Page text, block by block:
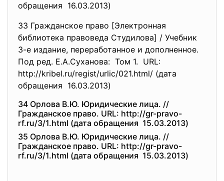
обращения 16.03.2013)
33 Гражданское право [Электронная
библиотека правоведа Студилова] / Учебник
3-е издание, переработанное и дополненное.
Под ред. Е.А.Суханова: Том 1. URL:
http://kribel.ru/regist/urlic/021.html/ (дата
обращения 16.03.2013)
34 Орлова В.Ю. Юридические лица. //
Гражданское право. URL: http://gr-pravo-
rf.ru/3/1.html (дата обращения 15.03.2013)
35 Орлова В.Ю. Юридические лица. //
Гражданское право. URL: http://gr-pravo-
rf.ru/3/1.html (дата обращения 15.03.2013)